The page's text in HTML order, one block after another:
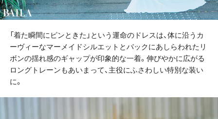
「着た瞬間にピンときた」という運命のドレスは、体に沿うカ
ーヴィーなマーメイドシルエットとバックにあしらわれたリ
ボンの揺れ感のギャップが印象的な一着。伸びやかに広がる
ロングトレーンもあいまって、主役にふさわしい特別な装い
に。